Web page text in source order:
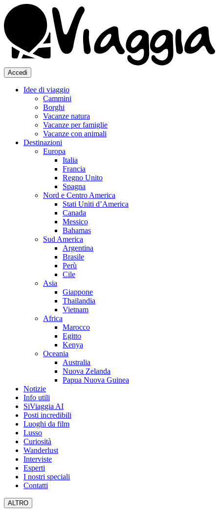
Accedi
Idee di viaggio
Cammini
Borghi
Vacanze natura
Vacanze per famiglie
Vacanze con animali
Destinazioni
Europa
Italia
Francia
Regno Unito
Spagna
Nord e Centro America
Stati Uniti d’America
Canada
Messico
Bahamas
Sud America
Argentina
Brasile
Perù
Cile
Asia
Giappone
Thailandia
Vietnam
Africa
Marocco
Egitto
Kenya
Oceania
Australia
Nuova Zelanda
Papua Nuova Guinea
Notizie
Info utili
SiViaggia AI
Posti incredibili
Luoghi da film
Lusso
Curiosità
Wanderlust
Interviste
Esperti
I nostri speciali
Contatti
ALTRO